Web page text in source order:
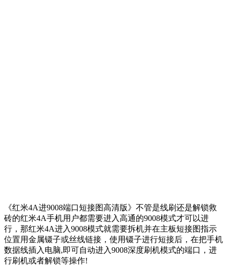
《红米4A进9008端口短接图高清版》不管是线刷还是解锁救
砖的红米4A手机用户都需要进入高通的9008模式才可以进
行，那红米4A进入9008模式就需要拆机并在主板短接图指示
位置用金属镊子或丝线链接，使用镊子进行短接后，在把手机
数据线插入电脑,即可自动进入9008深度刷机模式的端口，进
行刷机或者解锁等操作!